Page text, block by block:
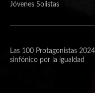
Jóvenes Solistas
Las 100 Protagonistas
sinfónico por la igualdad